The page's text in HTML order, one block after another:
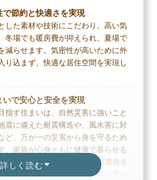
詳しく読む
節約と快適さを実現
した素材や技術にこだわり、高い気
冬場でも暖房費が抑えられ、夏場で
減らせます。気密性が高いために外
り込まず、快適な居住空間を実現し
で安心と安全を実現
指す住まいは、自然災害に強いこと
震に備えた耐震構造や、風水害に対
ど、万が一の災害から身を守るため
。家族が心身ともに健康で暮らせる
間換気システムや室内の空気環境を
ミン・エア」も備わっており、安心